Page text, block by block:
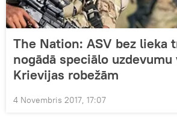
The Nation: ASV bez lieka
nogādā speciālo
Krievijas robežām
4 Novembris 2017, 17:07